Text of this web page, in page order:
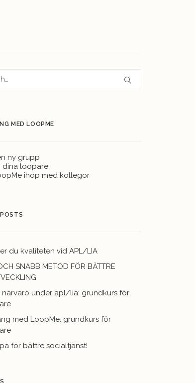
MED LOOPME
ny grupp
dina loopare
ihop med kollegor
du kvaliteten vid APL/LIA
SNABB METOD FÖR BÄTTRE
närvaro under apl/lia: grundkurs för
med LoopMe: grundkurs för
för bättre socialtjänst!